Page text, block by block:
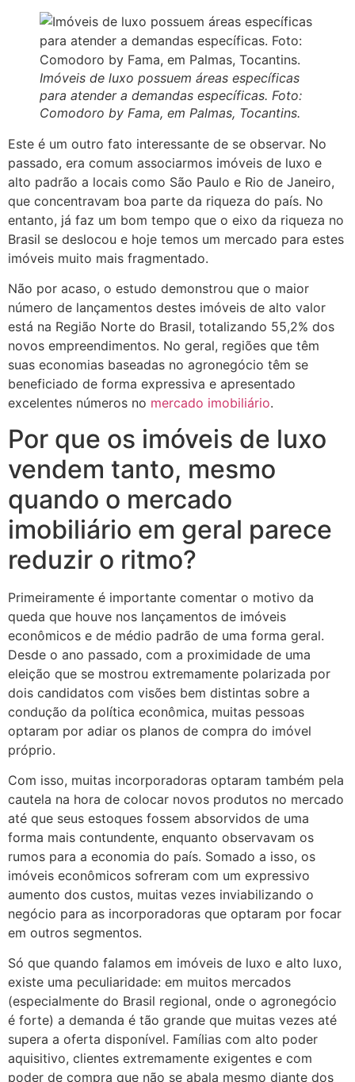
Imóveis de luxo possuem áreas específicas
para atender a demandas específicas. Foto:
Comodoro by Fama, em Palmas, Tocantins.
Este é um outro fato interessante de se observar. No
passado, era comum associarmos imóveis de luxo e
alto padrão a locais como São Paulo e Rio de Janeiro,
que concentravam boa parte da riqueza do país. No
entanto, já faz um bom tempo que o eixo da riqueza no
Brasil se deslocou e hoje temos um mercado para estes
imóveis muito mais fragmentado.
Não por acaso, o estudo demonstrou que o maior
número de lançamentos destes imóveis de alto valor
está na Região Norte do Brasil, totalizando 55,2% dos
novos empreendimentos. No geral, regiões que têm
suas economias baseadas no agronegócio têm se
beneficiado de forma expressiva e apresentado
excelentes números no mercado imobiliário.
Por que os imóveis de luxo
vendem tanto, mesmo
quando o mercado
imobiliário em geral parece
reduzir o ritmo?
Primeiramente é importante comentar o motivo da
queda que houve nos lançamentos de imóveis
econômicos e de médio padrão de uma forma geral.
Desde o ano passado, com a proximidade de uma
eleição que se mostrou extremamente polarizada por
dois candidatos com visões bem distintas sobre a
condução da política econômica, muitas pessoas
optaram por adiar os planos de compra do imóvel
próprio.
Com isso, muitas incorporadoras optaram também pela
cautela na hora de colocar novos produtos no mercado
até que seus estoques fossem absorvidos de uma
forma mais contundente, enquanto observavam os
rumos para a economia do país. Somado a isso, os
imóveis econômicos sofreram com um expressivo
aumento dos custos, muitas vezes inviabilizando o
negócio para as incorporadoras que optaram por focar
em outros segmentos.
Só que quando falamos em imóveis de luxo e alto luxo,
existe uma peculiaridade: em muitos mercados
(especialmente do Brasil regional, onde o agronegócio
é forte) a demanda é tão grande que muitas vezes até
supera a oferta disponível. Famílias com alto poder
aquisitivo, clientes extremamente exigentes e com
poder de compra que não se abala mesmo diante dos